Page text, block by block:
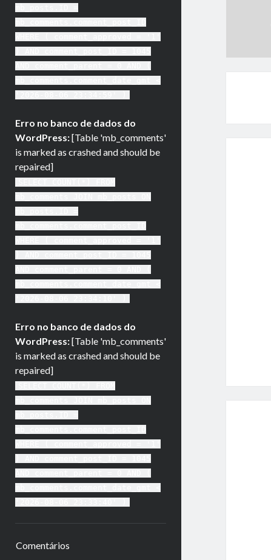
Erro no banco de dados do
WordPress:[Table 'mb_comments'
is marked as crashed and should be
repaired]
Erro no banco de dados do
WordPress:[Table 'mb_comments'
is marked as crashed and should be
repaired]
Comentários